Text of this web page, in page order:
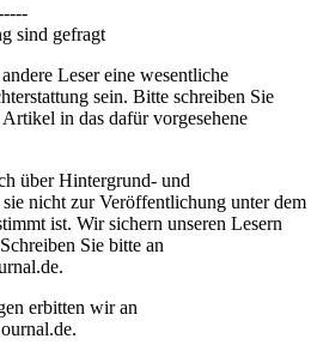
sind gefragt
Leser eine wesentliche
sein. Bitte schreiben Sie
in das dafür vorgesehene
über Hintergrund- und
nicht zur Veröffentlichung unter dem
ist. Wir sichern unseren Lesern
Sie bitte an
.
erbitten wir an
.